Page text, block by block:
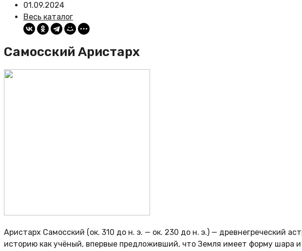
01.09.2024
Весь каталог
Самосский Аристарх
Аристарх Самосский (ок. 310 до н. э. — ок. 230 до н. э.) — древнегреческий
историю как учёный, впервые предложивший, что Земля имеет форму шара